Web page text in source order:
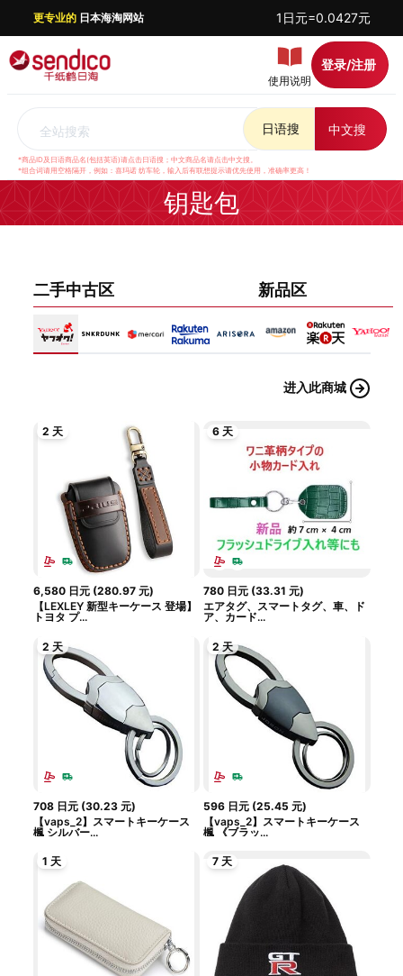
更专业的日本海淘网站 1日元=0.0427元
使用说明
登录/注册
全站搜索 日语搜 中文搜
*商品ID及日语商品名(包括英语)请点击日语搜；中文商品名请点击中文搜。
*组合词请用空格隔开，例如：喜玛诺 纺车轮，输入后有联想提示请优先使用，准确率更高！
钥匙包
二手中古区 新品区
进入此商城
2 天
6,580 日元(280.97 元)
【LEXLEY 新型キーケース 登場】
トヨタ プ...
6 天
780 日元 (33.31 元)
エアタグ、スマートタグ、車、ド
ア、カード...
2 天
708 日元(30.23 元)
【vaps_2】スマートキーケース
楓 シルバー...
2 天
596 日元 (25.45 元)
【vaps_2】スマートキーケース
楓 《ブラッ...
1 天 7 天